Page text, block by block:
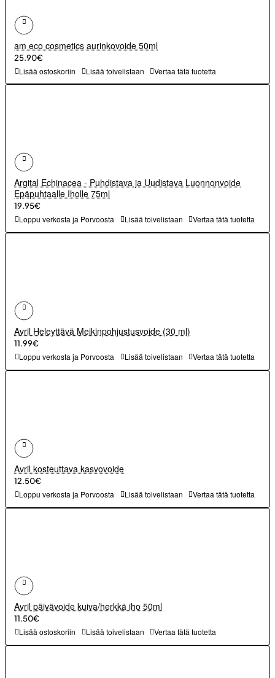
am eco cosmetics aurinkovoide 50ml
25.90€
Lisää ostoskoriin Lisää toivelistaan Vertaa tätä tuotetta
Argital Echinacea - Puhdistava ja Uudistava Luonnonvoide
Epäpuhtaalle Iholle 75ml
19.95€
Loppu verkosta ja Porvoosta Lisää toivelistaan Vertaa tätä tuotetta
Avril Heleyttävä Meikinpohjustusvoide (30 ml)
11.99€
Loppu verkosta ja Porvoosta Lisää toivelistaan Vertaa tätä tuotetta
Avril kosteuttava kasvovoide
12.50€
Loppu verkosta ja Porvoosta Lisää toivelistaan Vertaa tätä tuotetta
Avril päivävoide kuiva/herkkä iho 50ml
11.50€
Lisää ostoskoriin Lisää toivelistaan Vertaa tätä tuotetta